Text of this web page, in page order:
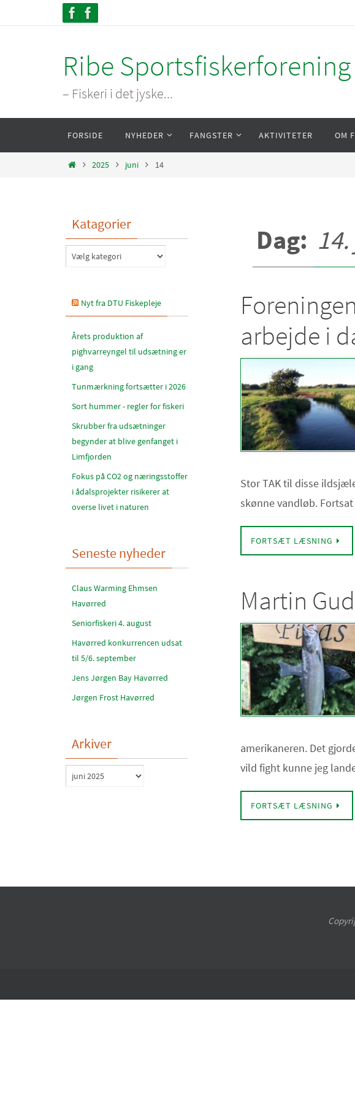
Ribe Sportsfiskerforening
– Fiskeri i det jyske...
content
FORSIDE NYHEDER FANGSTER AKTIVITETER OM
Home2025 juni 14
Dag:
arbejde i
Stor TAK til disse
skønne vandløb.
FORTSÆT LÆSNING
Martin
amerikaneren. Det
vild fight kunne jeg
FORTSÆT LÆSNING
Katagorier
Katagorier
Nyt fra DTU Fiskepleje
Årets produktion af
pighvarreyngel til udsætning er
i gang
Tunmærkning fortsætter i 2026
Sort hummer - regler for fiskeri
Skrubber fra udsætninger
begynder at blive genfanget i
Limfjorden
Fokus på CO2 og næringsstoffer
i ådalsprojekter risikerer at
overse livet i naturen
Seneste nyheder
Claus Warming Ehmsen
Havørred
Seniorfiskeri 4. august
Havørred konkurrencen udsat
til 5/6. september
Jens Jørgen Bay Havørred
Jørgen Frost Havørred
Arkiver
Arkiver